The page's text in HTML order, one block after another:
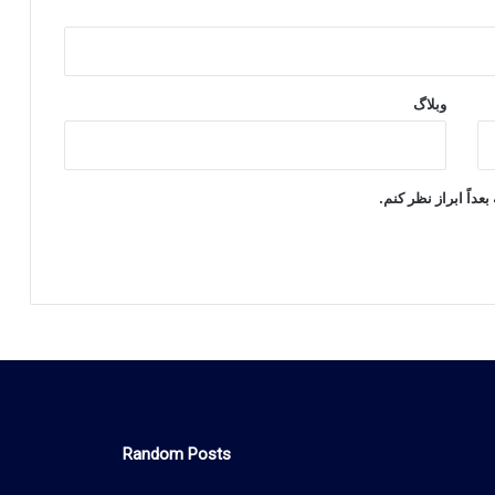
وبلاگ
ابراز نظر کنم.
Random Posts